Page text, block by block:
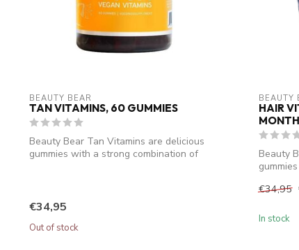
BEAUTY BEAR
TAN VITAMINS, 60 GUMMIES
Beauty Bear Tan Vitamins are delicious
gummies with a strong combination of
€34,95
Out of stock
BEAUTY
HAIR
Beauty
€34,95
In stock